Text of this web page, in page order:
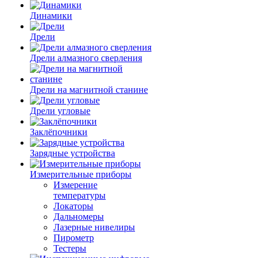
Динамики
Дрели
Дрели алмазного сверления
Дрели на магнитной станине
Дрели угловые
Заклёпочники
Зарядные устройства
Измерительные приборы
Измерение
температуры
Локаторы
Дальномеры
Лазерные нивелиры
Пирометр
Тестеры